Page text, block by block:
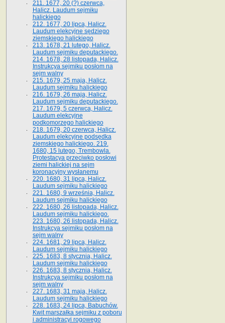
211. 1677, 20 (?) czerwca,
Halicz. Laudum sejmiku
halickiego
212. 1677, 20 lipca, Halicz.
Laudum elekcyjne sędziego
ziemskiego halickiego
213. 1678, 21 lutego, Halicz.
Laudum sejmiku deputackiego.
214. 1678, 28 listopada, Halicz.
Instrukcya sejmiku posłom na
sejm walny
215. 1679, 25 maja, Halicz.
Laudum sejmiku halickiego
216. 1679, 26 maja, Halicz.
Laudum sejmiku deputackiego.
217. 1679, 5 czerwca, Halicz.
Laudum elekcyjne
podkomorzego halickiego
218. 1679, 20 czerwca, Halicz.
Laudum elekcyjne podsędka
ziemskiego halickiego. 219.
1680, 15 lutego, Trembowla.
Protestacya przeciwko posłowi
ziemi halickiej na sejm
koronacyjny wysłanemu
220. 1680, 31 lipca, Halicz.
Laudum sejmiku halickiego
221. 1680, 9 września, Halicz.
Laudum sejmiku halickiego
222. 1680, 26 listopada, Halicz.
Laudum sejmiku halickiego.
223. 1680, 26 listopada, Halicz.
Instrukcya sejmiku posłom na
sejm walny
224. 1681, 29 lipca, Halicz.
Laudum sejmiku halickiego
225. 1683, 8 stycznia, Halicz.
Laudum sejmiku halickiego
226. 1683, 8 stycznia, Halicz.
Instrukcya sejmiku posłom na
sejm walny
227. 1683, 31 maja, Halicz.
Laudum sejmiku halickiego
228. 1683, 24 lipca, Babuchów.
Kwit marszałka sejmiku z poboru
i administracyi rogowego